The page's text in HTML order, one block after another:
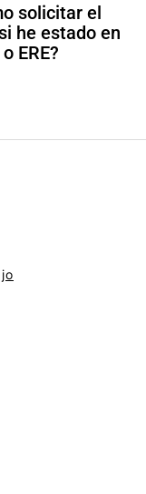
solicitar el
he estado en
ERE?